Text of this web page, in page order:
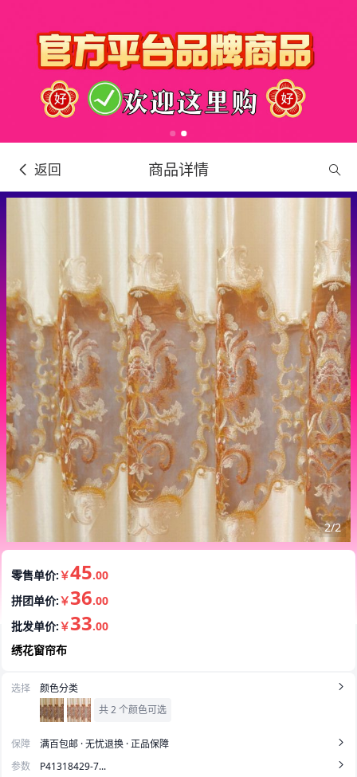
返回 商品详情
1/2
零售单价:￥45.00
拼团单价:￥36.00
批发单价:￥33.00
绣花窗帘布
选择
颜色分类
共 2 个颜色可选
保障
满百包邮 · 无忧退换 · 正品保障
参数
P41318429-7...